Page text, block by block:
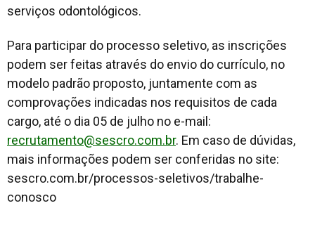
serviços odontológicos.
Para participar do processo seletivo, as inscrições
podem ser feitas através do envio do currículo, no
modelo padrão proposto, juntamente com as
comprovações indicadas nos requisitos de cada
cargo, até o dia 05 de julho no e-mail:
recrutamento@sescro.com.br. Em caso de dúvidas,
mais informações podem ser conferidas no site:
sescro.com.br/processos-seletivos/trabalhe-
conosco